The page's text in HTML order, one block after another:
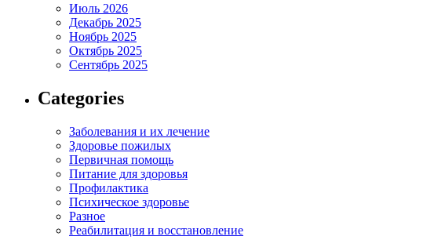
Июль 2026
Декабрь 2025
Ноябрь 2025
Октябрь 2025
Сентябрь 2025
Categories
Заболевания и их лечение
Здоровье пожилых
Первичная помощь
Питание для здоровья
Профилактика
Психическое здоровье
Разное
Реабилитация и восстановление